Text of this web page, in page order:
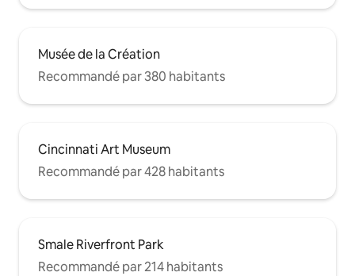
Musée de la Création
Recommandé par 380 habitants
Cincinnati Art Museum
Recommandé par 428 habitants
Smale Riverfront Park
Recommandé par 214 habitants